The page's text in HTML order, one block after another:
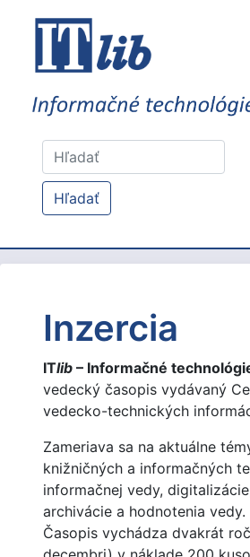
Hľadať
Inzercia
ITlib – Informačné
vedecký časopis vydávaný
vedecko-technických
Zameriava sa na aktuálne
knižničných a informačných
informačnej vedy,
archivácie a hodnotenia vedy.
Časopis vychádza dvakrát